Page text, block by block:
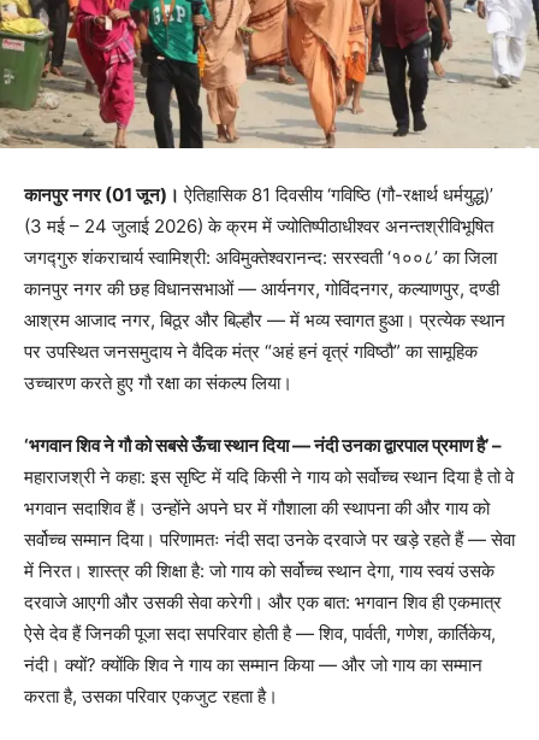
कानपुर नगर (01 जून)। ऐतिहासिक 81 दिवसीय ‘गविष्ठि (गौ-रक्षार्थ धर्मयुद्ध)’
(3 मई – 24 जुलाई 2026) के क्रम में ज्योतिष्पीठाधीश्वर अनन्तश्रीविभूषित
जगद्गुरु शंकराचार्य स्वामिश्री: अविमुक्तेश्वरानन्द: सरस्वती ‘१००८’ का जिला
कानपुर नगर की छह विधानसभाओं — आर्यनगर, गोविंदनगर, कल्याणपुर, दण्डी
आश्रम आजाद नगर, बिठूर और बिल्हौर — में भव्य स्वागत हुआ। प्रत्येक स्थान
पर उपस्थित जनसमुदाय ने वैदिक मंत्र “अहं हनं वृत्रं गविष्ठौ” का सामूहिक
उच्चारण करते हुए गौ रक्षा का संकल्प लिया।
‘भगवान शिव ने गौ को सबसे ऊँचा स्थान दिया — नंदी उनका द्वारपाल प्रमाण है’ –
महाराजश्री ने कहा: इस सृष्टि में यदि किसी ने गाय को सर्वोच्च स्थान दिया है तो वे
भगवान सदाशिव हैं। उन्होंने अपने घर में गौशाला की स्थापना की और गाय को
सर्वोच्च सम्मान दिया। परिणामतः नंदी सदा उनके दरवाजे पर खड़े रहते हैं — सेवा
में निरत। शास्त्र की शिक्षा है: जो गाय को सर्वोच्च स्थान देगा, गाय स्वयं उसके
दरवाजे आएगी और उसकी सेवा करेगी। और एक बात: भगवान शिव ही एकमात्र
ऐसे देव हैं जिनकी पूजा सदा सपरिवार होती है — शिव, पार्वती, गणेश, कार्तिकेय,
नंदी। क्यों? क्योंकि शिव ने गाय का सम्मान किया — और जो गाय का सम्मान
करता है, उसका परिवार एकजुट रहता है।